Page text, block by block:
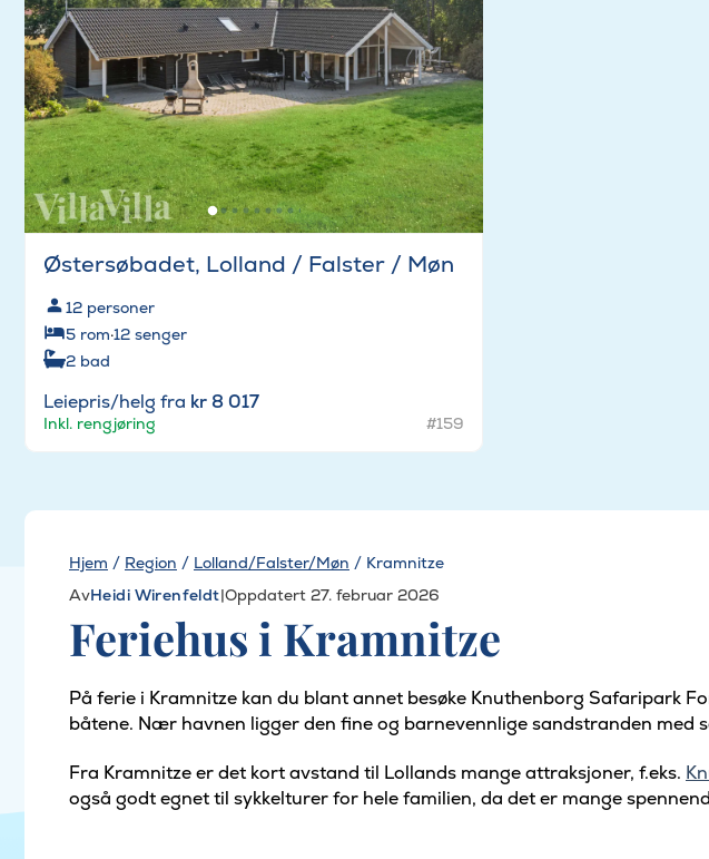
Østersøbadet, Lolland / Falster / Møn
12 personer
5 rom·12 senger
2 bad
Leiepris/helg fra kr 8 017
Inkl. rengjøring #159
Hjem / Region / Lolland/Falster/Møn / Kramnitze
AvHeidi Wirenfeldt|Oppdatert 27. februar 2026
Feriehus i Kramnitze
På ferie i Kramnitze kan du blant annet besøke Knuthenborg Safaripark
båtene. Nær havnen ligger den fine og barnevennlige sandstranden med
Fra Kramnitze er det kort avstand til Lollands mange attraksjoner, f.eks.
også godt egnet til sykkelturer for hele familien, da det er mange